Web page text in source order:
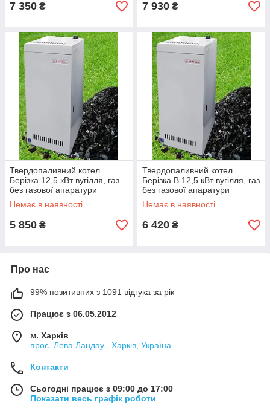
7 350 ₴ 7 930 ₴
Твердопаливний котел
Берізка 12,5 кВт вугілля, газ
без газової апаратури
Немає в наявності
5 850 ₴
Твердопаливний котел
Берізка В 12,5 кВт вугілля, газ
без газової апаратури
Немає в наявності
6 420 ₴
Про нас
99% позитивних з 1091 відгука за рік
Працює з 06.05.2012
м. Харків
прос. Лева Ландау , Харків, Україна
Контакти
Сьогодні працює з 09:00 до 17:00
Показати весь графік роботи